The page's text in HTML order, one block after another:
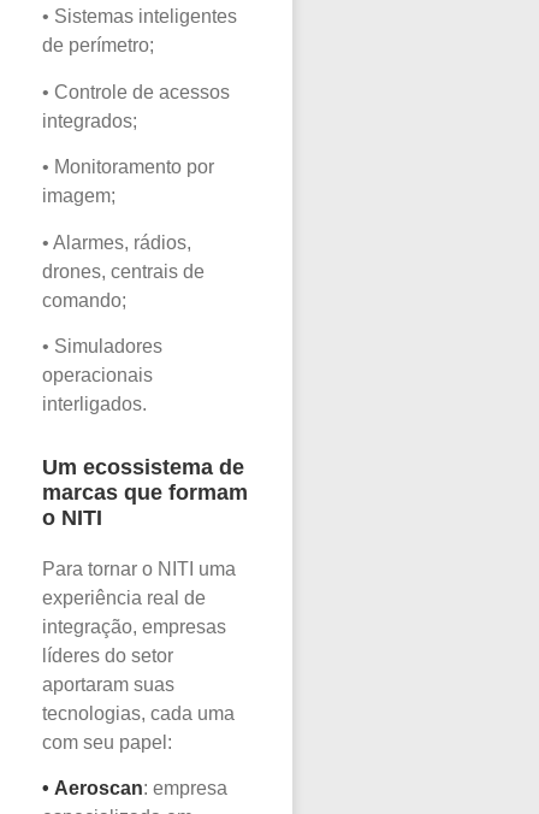
• Sistemas inteligentes
de perímetro;
• Controle de acessos
integrados;
• Monitoramento por
imagem;
• Alarmes, rádios,
drones, centrais de
comando;
• Simuladores
operacionais
interligados.
Um ecossistema de
marcas que formam
o NITI
Para tornar o NITI uma
experiência real de
integração, empresas
líderes do setor
aportaram suas
tecnologias, cada uma
com seu papel:
• Aeroscan: empresa